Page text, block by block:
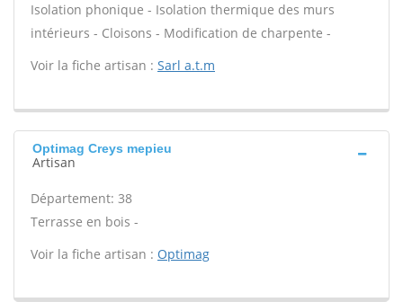
Isolation phonique - Isolation thermique des murs
intérieurs - Cloisons - Modification de charpente -
Voir la fiche artisan : Sarl a.t.m
Optimag Creys mepieu
Artisan
Département: 38
Terrasse en bois -
Voir la fiche artisan : Optimag